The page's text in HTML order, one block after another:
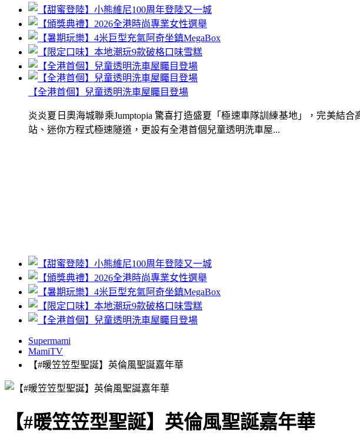
【全港首個】兒童透明洗車屋矚目登場
炎炎夏日奧海城聯乘Jumptopia 驚喜打造盛夏「極速車隊訓練基地」，完美結
站、迷你方程式極速隧道，更設有全港首個兒童透明洗車屋...
Supermami
MamiTV
【#暖笠笠型聖誕】英倫風聖誕嘉年華
【#暖笠笠型聖誕】英倫風聖誕嘉年華